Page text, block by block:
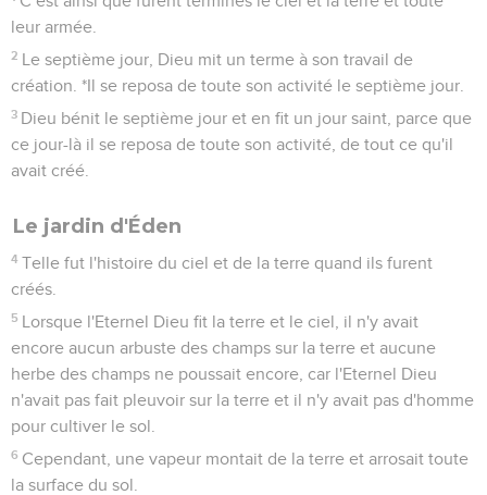
leur armée.
2 Le septième jour, Dieu mit un terme à son travail de
création. *Il se reposa de toute son activité le septième jour.
3 Dieu bénit le septième jour et en fit un jour saint, parce que
ce jour-là il se reposa de toute son activité, de tout ce qu'il
avait créé.
Le jardin d'Éden
4 Telle fut l'histoire du ciel et de la terre quand ils furent
créés.
5 Lorsque l'Eternel Dieu fit la terre et le ciel, il n'y avait
encore aucun arbuste des champs sur la terre et aucune
herbe des champs ne poussait encore, car l'Eternel Dieu
n'avait pas fait pleuvoir sur la terre et il n'y avait pas d'homme
pour cultiver le sol.
6 Cependant, une vapeur montait de la terre et arrosait toute
la surface du sol.